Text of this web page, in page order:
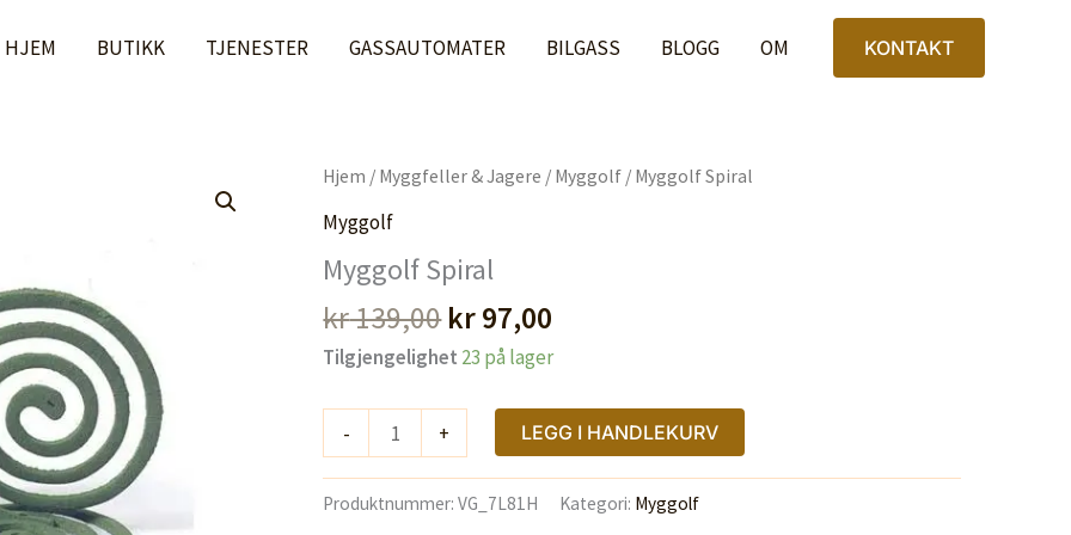
HJEM BUTIKK TJENESTER GASSAUTOMATER BILGASS BLOGG OM KONTAKT
Hjem / Myggfeller & Jagere / Myggolf / Myggolf Spiral
Myggolf
Myggolf Spiral
kr139,00 Opprinnelig
pris
kr 139,00.
kr97,00
pris
kr 97,00.
Tilgjengelighet 23 på lager
-
Myggolf
Spiral
antall
+ LEGG I HANDLEKURV
Produktnummer:VG_7L81H Kategori: Myggolf
kr 139,00. kr 97,00.